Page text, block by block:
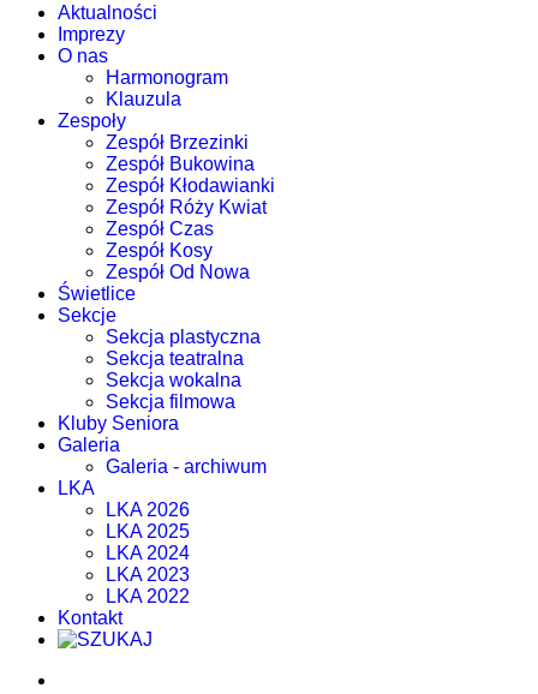
Aktualności
Imprezy
O nas
Harmonogram
Klauzula
Zespoły
Zespół Brzezinki
Zespół Bukowina
Zespół Kłodawianki
Zespół Róży Kwiat
Zespół Czas
Zespół Kosy
Zespół Od Nowa
Świetlice
Sekcje
Sekcja plastyczna
Sekcja teatralna
Sekcja wokalna
Sekcja filmowa
Kluby Seniora
Galeria
Galeria - archiwum
LKA
LKA 2026
LKA 2025
LKA 2024
LKA 2023
LKA 2022
Kontakt